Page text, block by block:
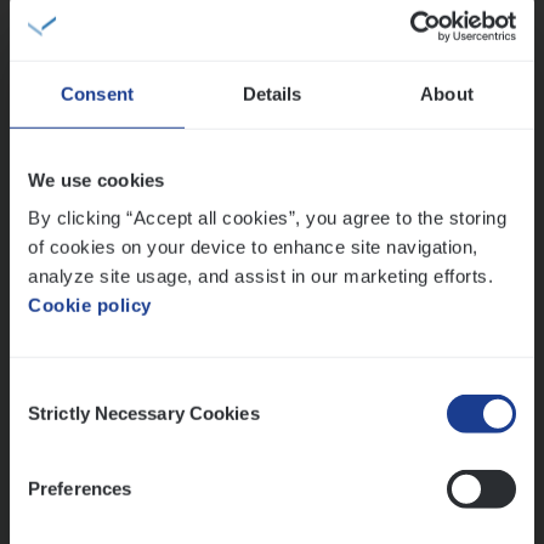
Consent Details About
We use cookies
By clicking “Accept all cookies”, you agree to the storing
of cookies on your device to enhance site navigation,
analyze site usage, and assist in our marketing efforts.
Cookie policy
Selection
Strictly Necessary Cookies
Preferences
Sales Management
Test Ana­lyst
IT, Change & Innovation
Antwerpen
Meer dan collega’s: hoe Julie en Aurélie elkaar
Mathias houdt van diepgaande dossiers én droge